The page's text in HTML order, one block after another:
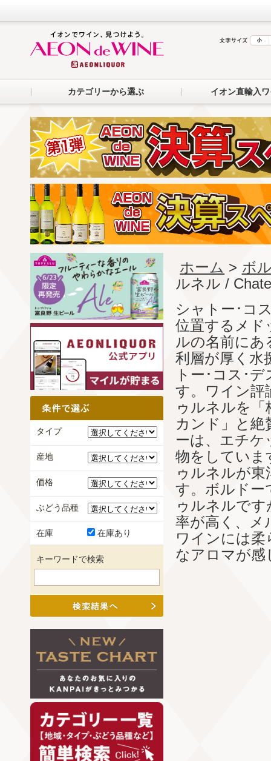
カテゴリーから選ぶ イオン直輸入
ホーム > ボ
ルネル /
シャトー･コ
位置するメド
ルの名前にあ
利層が厚く水
トー･コス･
す。ワイン評
ゥルネルを
カンド」と
ーは、エチケ
物をしていま
ゥルネルが
す。ボルドー
ゥルネルで
率が高く、メ
ワインには
なアロマが感
タイプ
産地
価格
ぶどう品種
在庫 在庫あり
キーワードで検索